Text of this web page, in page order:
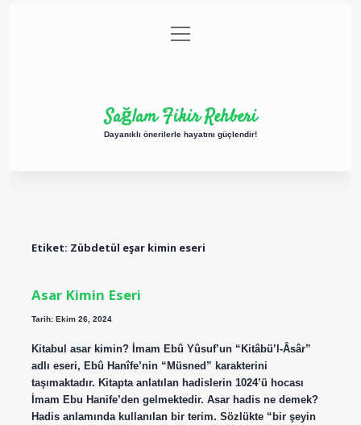
Gizlilik Politikası
menüyü
aç
Sağlam Fikir Rehberi
Dayanıklı önerilerle hayatını güçlendir!
Etiket: Zübdetül eşar kimin eseri
Asar Kimin Eseri
Tarih: Ekim 26, 2024
Kitabul asar kimin? İmam Ebû Yûsuf’un “Kitâbü’l-Âsâr”
adlı eseri, Ebû Hanîfe’nin “Müsned” karakterini
taşımaktadır. Kitapta anlatılan hadislerin 1024’ü hocası
İmam Ebu Hanife’den gelmektedir. Asar hadis ne demek?
Hadis anlamında kullanılan bir terim. Sözlükte “bir şeyin